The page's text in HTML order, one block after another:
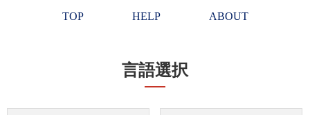
TOP HELP ABOUT
言語選択